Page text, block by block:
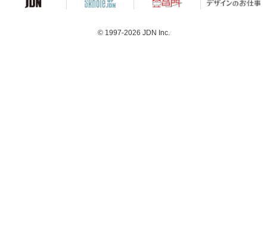
© 1997-2026 JDN Inc.